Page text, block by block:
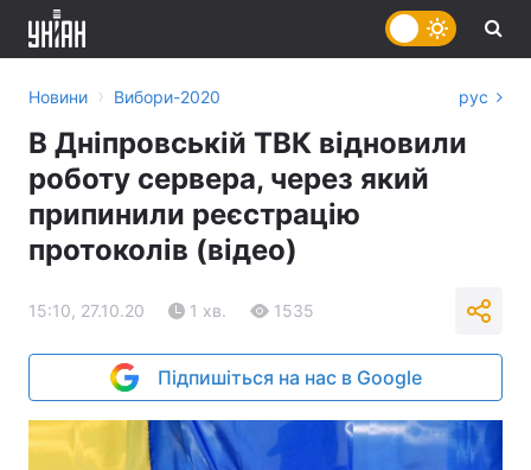
Новини › Вибори-2020 рус
В Дніпровській ТВК відновили
роботу сервера, через який
припинили реєстрацію
протоколів (відео)
15:10, 27.10.20 1 хв. 1535
Підпишіться на нас в Google